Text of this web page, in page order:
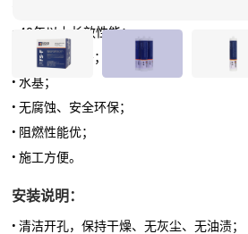
• 40年以上长效性能；
• 水密、烟气密；
• 水基；
• 无腐蚀、安全环保；
• 阻燃性能优；
• 施工方便。
安装说明：
• 清洁开孔，保持干燥、无灰尘、无油渍；